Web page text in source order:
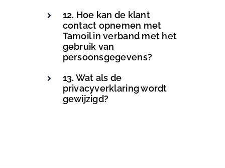
12. Hoe kan de klant
contact opnemen met
Tamoil in verband met het
gebruik van
persoonsgegevens?
13. Wat als de
privacyverklaring wordt
gewijzigd?